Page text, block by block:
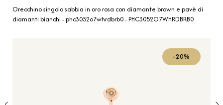
Orecchino singolo sabbia in oro rosa con diamante brown e pavè di
diamanti bianchi - phc3052o7whrdbrb0 - PHC3052O7WHRDBRB0
-20%